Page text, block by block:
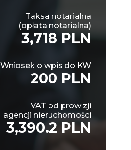
Taksa notarialna
(opłata notarialna)
3,718 PLN
Wniosek o wpis do KW
200 PLN
VAT od prowizji
agencji nieruchomości
3,390.2 PLN